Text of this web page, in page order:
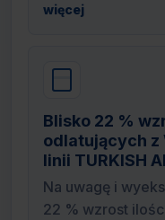
więcej
Blisko 22 %
odlatujących z
linii TURKISH
Na uwagę i
22 % wzrost